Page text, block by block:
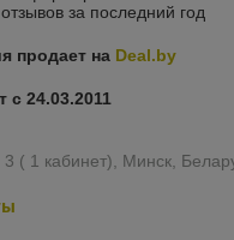
за последний год
продает на Deal.by
с 24.03.2011
3 ( 1 кабинет), Минск,